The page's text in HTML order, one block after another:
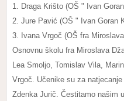
1. Draga Krišto (OŠ " Ivan
2. Jure Pavić (OŠ " Ivan Goran
3. Ivana Vrgoč (OŠ fra
Osnovnu školu fra Miroslava
Lea Smoljo, Tomislav Vila,
Vrgoč. Učenike su za
Zdenka Jurič. Čestitamo našim